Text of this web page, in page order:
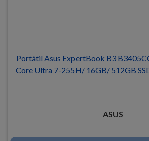
Portátil Asus ExpertBook B3
Core Ultra 7-255H/ 16GB/ 512GB
ASUS